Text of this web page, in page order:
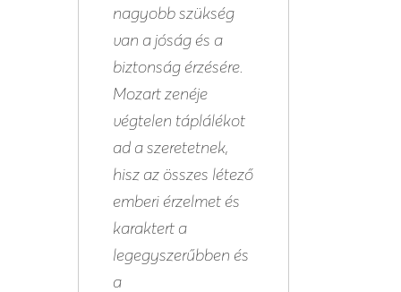
nagyobb szükség
van a jóság és a
biztonság érzésére.
Mozart zenéje
végtelen táplálékot
ad a szeretetnek,
hisz az összes létező
emberi érzelmet és
karaktert a
legegyszerűbben és
a